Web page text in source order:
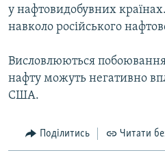
УКР
ДОЛУЧАЙСЯ!
у нафтовидобувних
навколо російського
Висловлюються
нафту можуть негативно
США.
Поділитись Читати